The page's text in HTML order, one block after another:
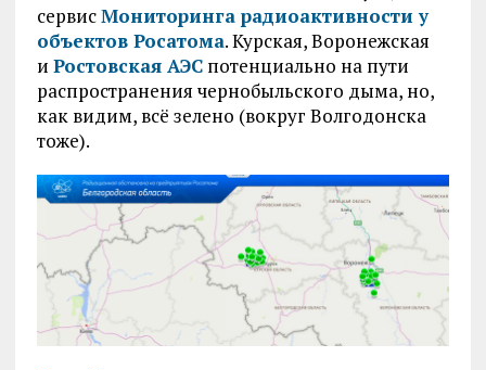
сервисМониторинга радиоактивности у
объектов Росатома. Курская, Воронежская
и Ростовская АЭСпотенциально на пути
распространения чернобыльского дыма, но,
как видим, всё зелено (вокруг Волгодонска
тоже).